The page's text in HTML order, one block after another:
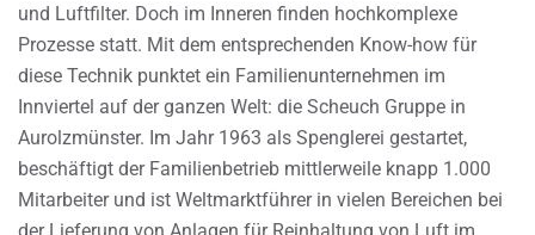
und Luftfilter. Doch im Inneren finden hochkomplexe
Prozesse statt. Mit dem entsprechenden Know-how für
diese Technik punktet ein Familienunternehmen im
Innviertel auf der ganzen Welt: die Scheuch Gruppe in
Aurolzmünster. Im Jahr 1963 als Spenglerei gestartet,
beschäftigt der Familienbetrieb mittlerweile knapp 1.000
Mitarbeiter und ist Weltmarktführer in vielen Bereichen bei